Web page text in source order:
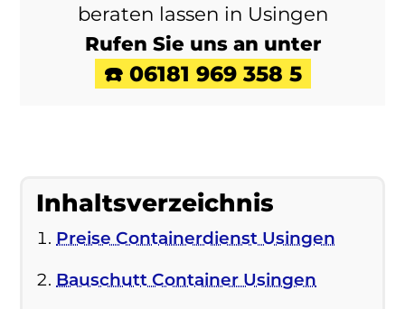
beraten lassen in Usingen
Rufen Sie uns an unter
☎️ 06181 969 358 5
Inhaltsverzeichnis
Preise Containerdienst Usingen
Bauschutt Container Usingen